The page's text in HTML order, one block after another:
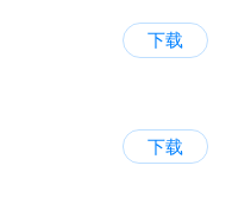
下载
下载